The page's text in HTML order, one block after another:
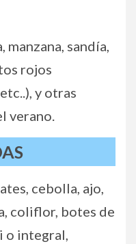
manzana, sandía,
rojos
y otras
verano.
cebolla, ajo,
coliflor, botes de
o integral,